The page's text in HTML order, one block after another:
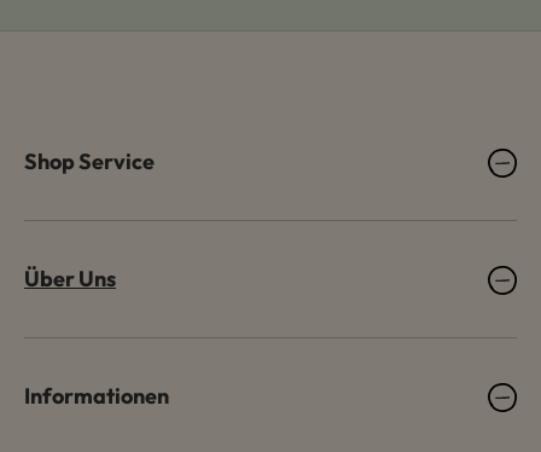
Shop Service
Über Uns
Informationen